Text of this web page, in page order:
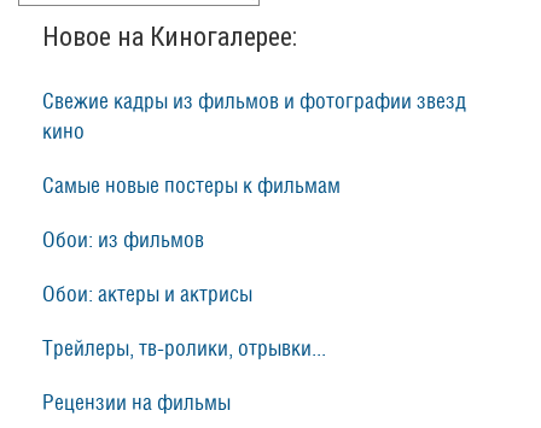
Новое на Киногалерее:
Свежие кадры из фильмов и фотографии звезд
кино
Самые новые постеры к фильмам
Обои: из фильмов
Обои: актеры и актрисы
Трейлеры, тв-ролики, отрывки...
Рецензии на фильмы